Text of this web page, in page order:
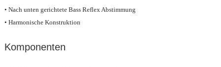
• Nach unten gerichtete Bass Reflex Abstimmung
• Harmonische Konstruktion
Komponenten